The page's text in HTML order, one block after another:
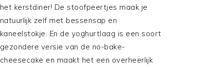
het kerstdiner! De stoofpeertjes maak je
natuurlijk zelf met bessensap en
kaneelstokje. En de yoghurtlaag is een soort
gezondere versie van de no-bake-
cheesecake en maakt het een overheerlijk